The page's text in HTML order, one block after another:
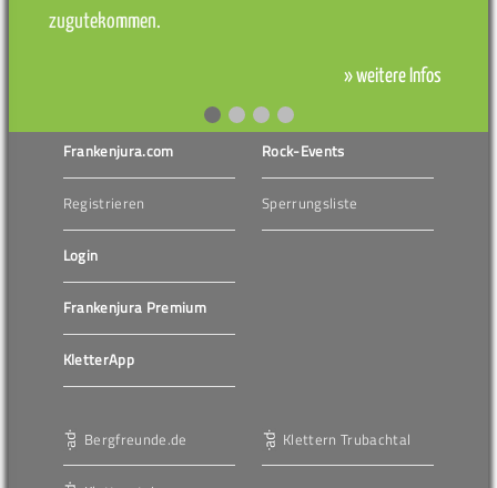
zugutekommen.
» weitere Infos
Frankenjura.com
Registrieren
Login
Frankenjura Premium
KletterApp
Rock-Events
Sperrungsliste
Bergfreunde.de Klettern Trubachtal